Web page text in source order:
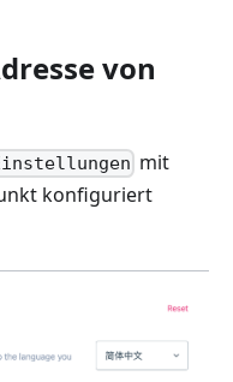
von
mit
konfiguriert